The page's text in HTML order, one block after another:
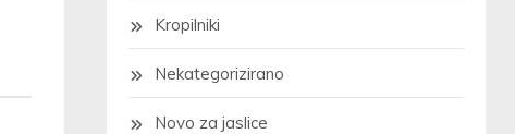
Kropilniki
Nekategorizirano
Novo za jaslice